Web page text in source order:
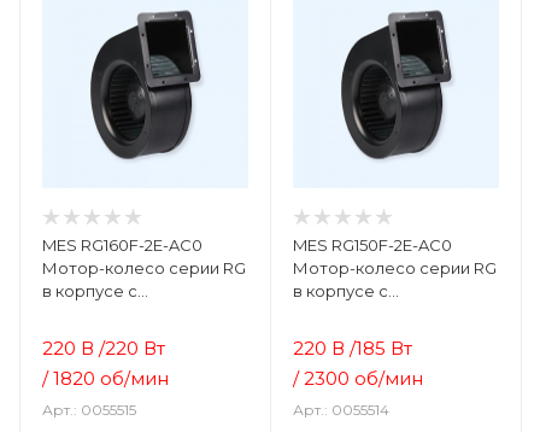
MES RG160F-2E-AC0
Мотор-колесо серии RG
в корпусе с
всасыванием
220 В /220 Вт
/ 1820 об/мин
Арт.: 0055515
MES RG150F-2E-AC0
Мотор-колесо серии RG
в корпусе с
всасыванием
220 В /185 Вт
/ 2300 об/мин
Арт.: 0055514